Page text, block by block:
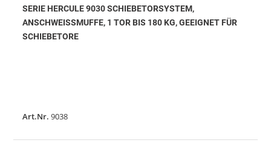
SERIE HERCULE 9030 SCHIEBETORSYSTEM,
ANSCHWEISSMUFFE, 1 TOR BIS 180 KG, GEEIGNET FÜR S
CHIEBETORE
Art.Nr. 9038